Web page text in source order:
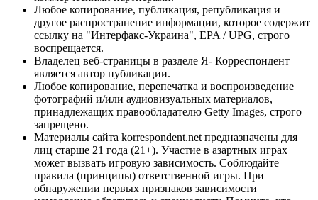
Любое копирование, публикация, републикация и
другое распространение информации, которое содержит
ссылку на "Интерфакс-Украина", EPA / UPG, строго
воспрещается.
Владелец веб-страницы в разделе Я- Корреспондент
является автор публикации.
Любое копирование, перепечатка и воспроизведение
фотографий и/или аудиовизуальных материалов,
принадлежащих правообладателю Getty Images, строго
запрещено.
Материалы сайта korrespondent.net предназначены для
лиц старше 21 года (21+). Участие в азартных играх
может вызвать игровую зависимость. Соблюдайте
правила (принципы) ответственной игры. При
обнаружении первых признаков зависимости